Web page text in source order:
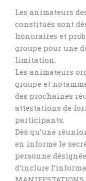
Les animateurs
constitués sont
honoraires et
groupe pour une
limitation.
Les animateurs
groupe et
des prochaines
attestations de
participants.
Dès qu’une
en informe le
personne
d’inclure